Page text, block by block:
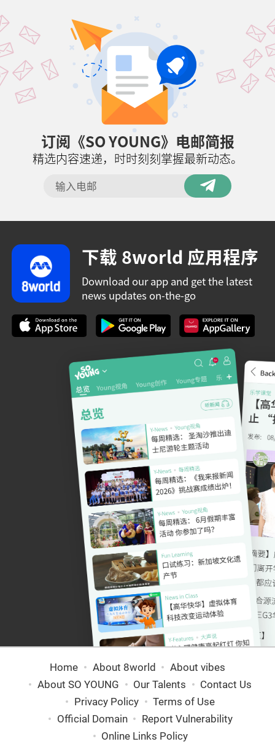
订阅《SO YOUNG》电邮简报
精选内容速递，时时刻刻掌握最新动态。
下载 8world 应用程序
Download our app and get the latest
news updates on-the-go
Home About 8world
About vibes
About SO YOUNG
Our Talents
Contact Us
Privacy Policy
Terms of Use
Official Domain
Report Vulnerability
Online Links Policy